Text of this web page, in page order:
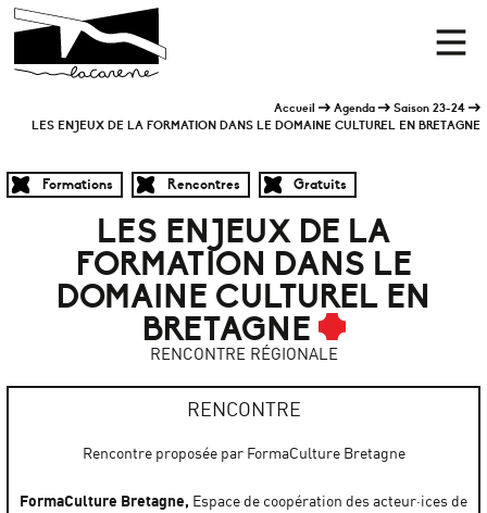
Panneau de gestion des cookies
Accueil
Menu
Accueil Agenda
Saison 23-24
LES ENJEUX DE LA FORMATION DANS LE DOMAINE CULTUREL EN BRETAGNE
Formations Rencontres Gratuits
LES ENJEUX DE LA
FORMATION DANS LE
DOMAINE CULTUREL EN
BRETAGNE
RENCONTRE RÉGIONALE
RENCONTRE
Rencontre proposée par FormaCulture Bretagne
FormaCulture Bretagne, Espace de coopération des acteur·ices de